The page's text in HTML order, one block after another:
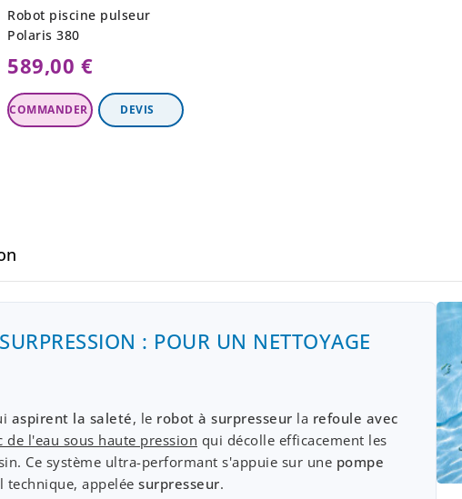
Robot piscine pulseur
Polaris 380
589,00 €
: POUR UN NETTOYAGE
aspirent la saleté, le robot à surpresseur la refoule avec
de l'eau sous haute pression qui décolle efficacement les
Ce système ultra-performant s'appuie sur une pompe
technique, appelée surpresseur.